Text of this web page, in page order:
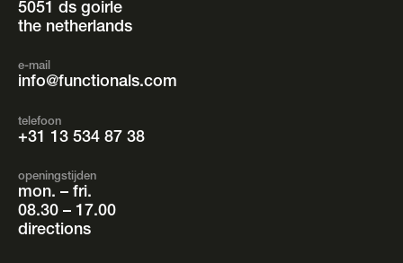
5051 ds goirle
the netherlands
e-mail
info@functionals.com
telefoon
+31 13 534 87 38
openingstijden
mon. – fri.
08.30 – 17.00
directions